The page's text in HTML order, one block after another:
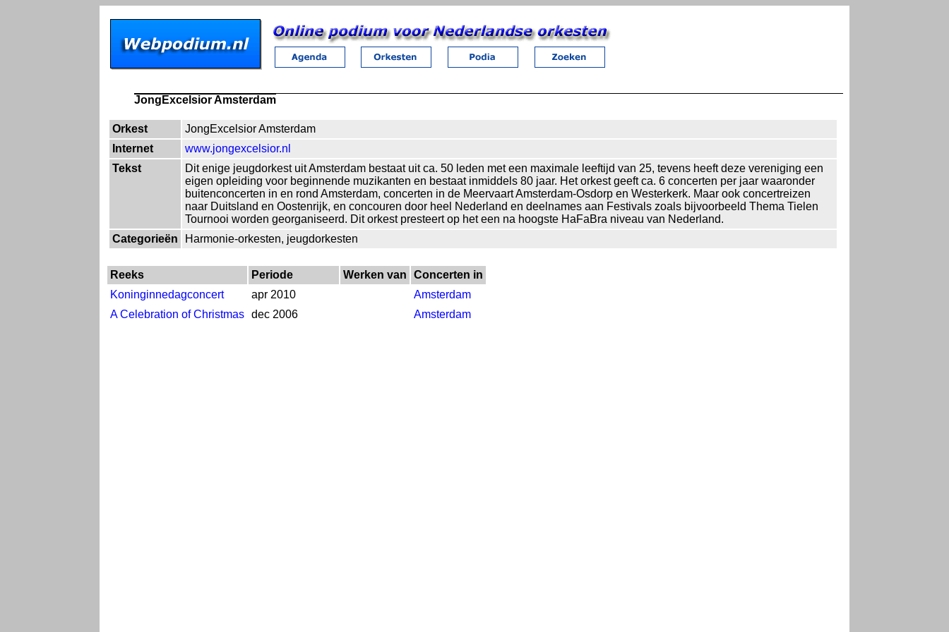
JongExcelsior Amsterdam
Orkest
JongExcelsior Amsterdam
Internet
www.jongexcelsior.nl
Tekst
Dit enige jeugdorkest uit Amsterdam bestaat uit ca. 50 leden met een maximale leeftijd van 25, tevens heeft deze vereniging een
eigen opleiding voor beginnende muzikanten en bestaat inmiddels 80 jaar. Het orkest geeft ca. 6 concerten per jaar waaronder
buitenconcerten in en rond Amsterdam, concerten in de Meervaart Amsterdam-Osdorp en Westerkerk. Maar ook concertreizen
naar Duitsland en Oostenrijk, en concouren door heel Nederland en deelnames aan Festivals zoals bijvoorbeeld Thema Tielen
Tournooi worden georganiseerd. Dit orkest presteert op het een na hoogste HaFaBra niveau van Nederland.
Categorieën
Harmonie-orkesten, jeugdorkesten
Reeks Periode Werken van
Concerten in
Koninginnedagconcert
apr 2010
Amsterdam
A Celebration of Christmas dec 2006 Amsterdam